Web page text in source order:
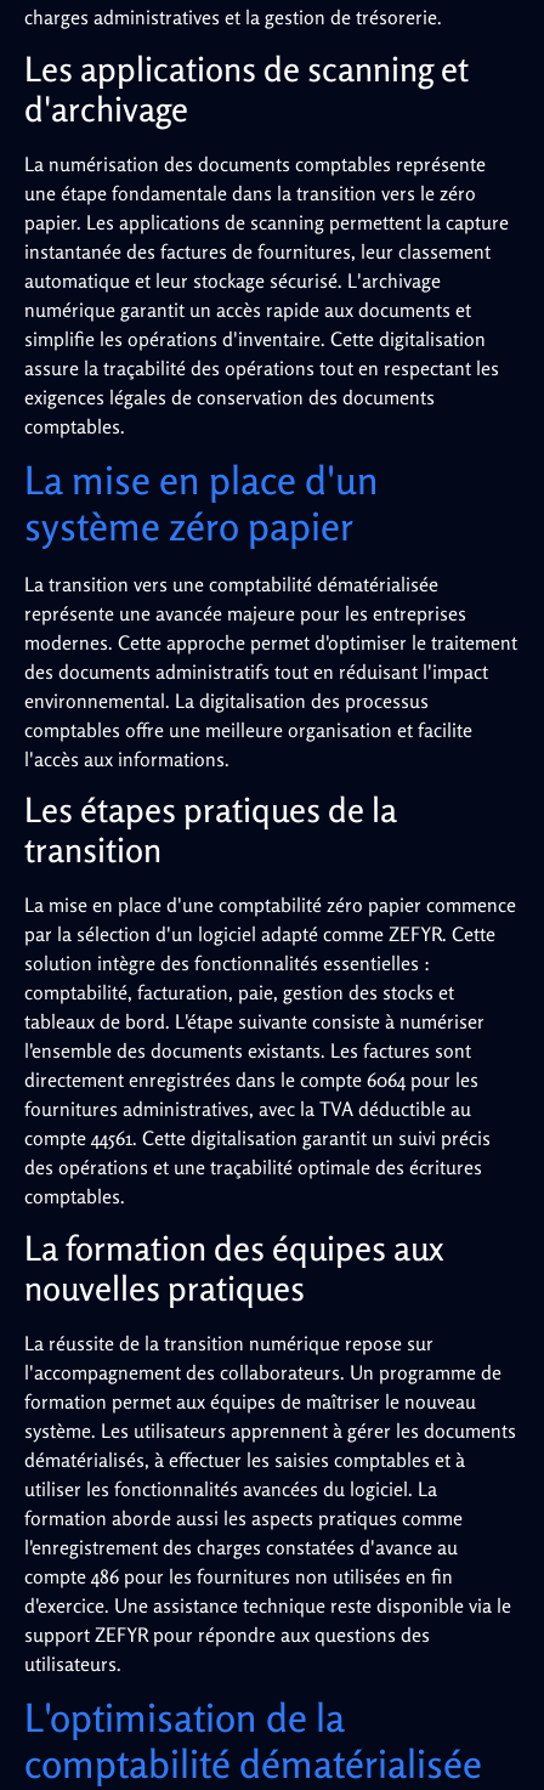
charges administratives et la gestion de trésorerie.
Les applications de scanning et
d'archivage
La numérisation des documents comptables représente
une étape fondamentale dans la transition vers le zéro
papier. Les applications de scanning permettent la capture
instantanée des factures de fournitures, leur classement
automatique et leur stockage sécurisé. L'archivage
numérique garantit un accès rapide aux documents et
simplifie les opérations d'inventaire. Cette digitalisation
assure la traçabilité des opérations tout en respectant les
exigences légales de conservation des documents
comptables.
La mise en place d'un
système zéro papier
La transition vers une comptabilité dématérialisée
représente une avancée majeure pour les entreprises
modernes. Cette approche permet d'optimiser le traitement
des documents administratifs tout en réduisant l'impact
environnemental. La digitalisation des processus
comptables offre une meilleure organisation et facilite
l'accès aux informations.
Les étapes pratiques de la
transition
La mise en place d'une comptabilité zéro papier commence
par la sélection d'un logiciel adapté comme ZEFYR. Cette
solution intègre des fonctionnalités essentielles :
comptabilité, facturation, paie, gestion des stocks et
tableaux de bord. L'étape suivante consiste à numériser
l'ensemble des documents existants. Les factures sont
directement enregistrées dans le compte 6064 pour les
fournitures administratives, avec la TVA déductible au
compte 44561. Cette digitalisation garantit un suivi précis
des opérations et une traçabilité optimale des écritures
comptables.
La formation des équipes aux
nouvelles pratiques
La réussite de la transition numérique repose sur
l'accompagnement des collaborateurs. Un programme de
formation permet aux équipes de maîtriser le nouveau
système. Les utilisateurs apprennent à gérer les documents
dématérialisés, à effectuer les saisies comptables et à
utiliser les fonctionnalités avancées du logiciel. La
formation aborde aussi les aspects pratiques comme
l'enregistrement des charges constatées d'avance au
compte 486 pour les fournitures non utilisées en fin
d'exercice. Une assistance technique reste disponible via le
support ZEFYR pour répondre aux questions des
utilisateurs.
L'optimisation de la
comptabilité dématérialisée